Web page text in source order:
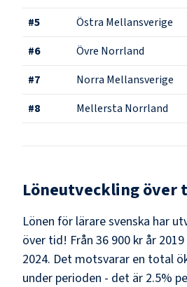
#5 Östra Mellansverige
#6 Övre Norrland
#7 Norra Mellansverige
#8 Mellersta Norrland
Löneutveckling över
Lönen för lärare svenska har
över tid! Från 36 900 kr år
2024. Det motsvarar en total
under perioden - det är 2.5%